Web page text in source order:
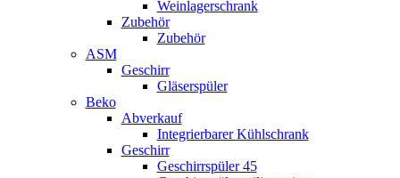
Weinlagerschrank
Zubehör
Zubehör
ASM
Geschirr
Gläserspüler
Beko
Abverkauf
Integrierbarer Kühlschrank
Geschirr
Geschirrspüler 45